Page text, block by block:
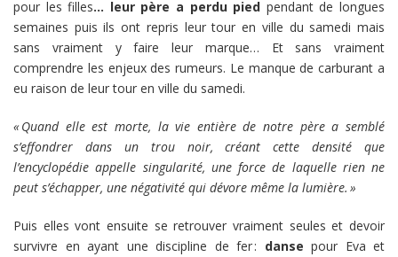
pour les filles… leur père a perdu pied pendant de longues
semaines puis ils ont repris leur tour en ville du samedi mais
sans vraiment y faire leur marque… Et sans vraiment
comprendre les enjeux des rumeurs. Le manque de carburant a
eu raison de leur tour en ville du samedi.
« Quand elle est morte, la vie entière de notre père a semblé
s’effondrer dans un trou noir, créant cette densité que
l’encyclopédie appelle singularité, une force de laquelle rien ne
peut s’échapper, une négativité qui dévore même la lumière. »
Puis elles vont ensuite se retrouver vraiment seules et devoir
survivre en ayant une discipline de fer : danse pour Eva et